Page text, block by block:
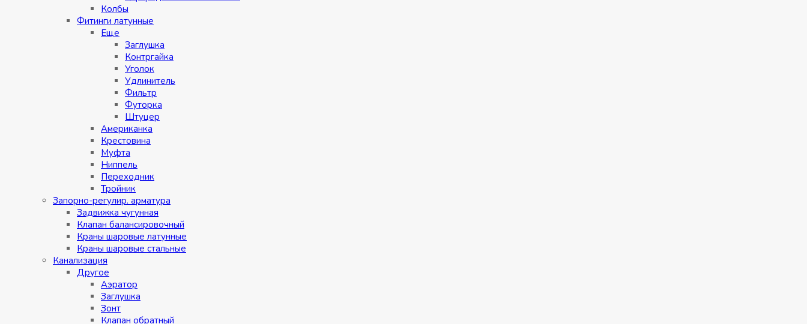
Колбы
Фитинги латунные
Eщe
Заглушка
Контргайка
Уголок
Удлинитель
Фильтр
Футорка
Штуцер
Американка
Крестовина
Муфта
Ниппель
Переходник
Тройник
Запорно-регулир. арматура
Задвижка чугунная
Клапан балансировочный
Краны шаровые латунные
Краны шаровые стальные
Канализация
Другое
Аэратор
Заглушкa
Зонт
Клапан обратный